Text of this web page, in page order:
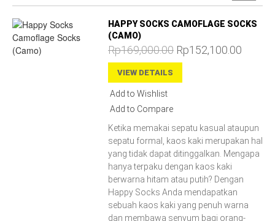
HAPPY SOCKS CAMOFLAGE SOCKS
(CAMO)
Rp169,000.00 Rp152,100.00
VIEW DETAILS
Add to Wishlist
Add to Compare
Ketika memakai sepatu kasual ataupun
sepatu formal, kaos kaki merupakan hal
yang tidak dapat ditinggalkan. Mengapa
hanya terpaku dengan kaos kaki
berwarna hitam atau putih? Dengan
Happy Socks Anda mendapatkan
sebuah kaos kaki yang penuh warna
dan membawa senyum bagi orang-